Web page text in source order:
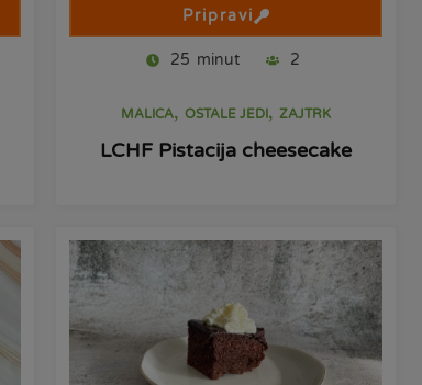
Pripravi
25 minut 2
MALICA, OSTALE JEDI, ZAJTRK
LCHF Pistacija cheesecake